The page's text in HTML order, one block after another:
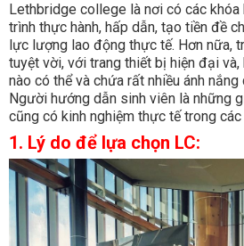
Lethbridge college là nơi có các khóa
trình thực hành, hấp dẫn, tạo tiền đề
lực lượng lao động thực tế. Hơn nữa,
tuyệt vời, với trang thiết bị hiện đại
nào có thể và chứa rất nhiều ánh
Người hướng dẫn sinh viên là những
cũng có kinh nghiệm thực tế trong
1. Lý do để lựa chọn LC: